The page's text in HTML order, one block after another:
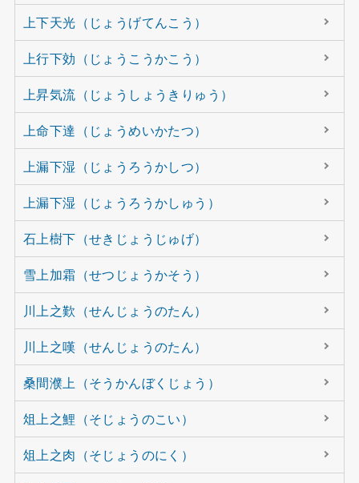
上下天光（じょうげてんこう）
上行下効（じょうこうかこう）
上昇気流（じょうしょうきりゅう）
上命下達（じょうめいかたつ）
上漏下湿（じょうろうかしつ）
上漏下湿（じょうろうかしゅう）
石上樹下（せきじょうじゅげ）
雪上加霜（せつじょうかそう）
川上之歎（せんじょうのたん）
川上之嘆（せんじょうのたん）
桑間濮上（そうかんぼくじょう）
俎上之鯉（そじょうのこい）
俎上之肉（そじょうのにく）